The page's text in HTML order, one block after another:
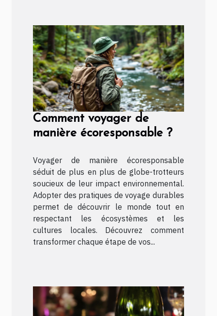
Comment voyager de
manière écoresponsable ?
Voyager de manière écoresponsable
séduit de plus en plus de globe-trotteurs
soucieux de leur impact environnemental.
Adopter des pratiques de voyage durables
permet de découvrir le monde tout en
respectant les écosystèmes et les
cultures locales. Découvrez comment
transformer chaque étape de vos...